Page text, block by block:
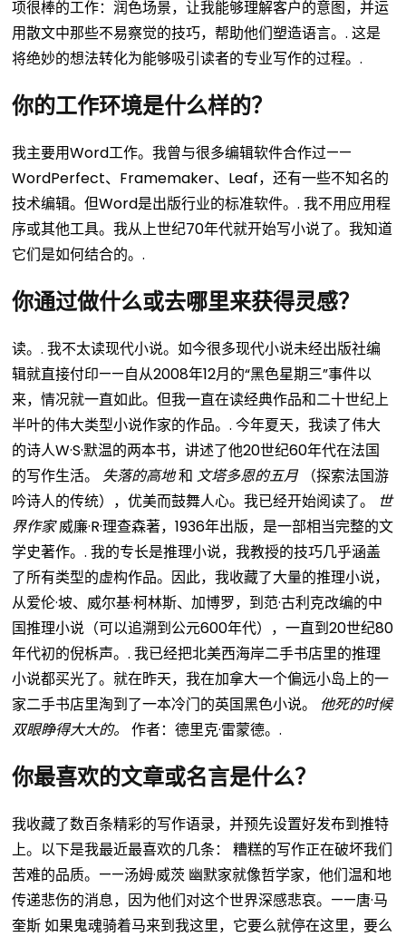
项很棒的工作：润色场景，让我能够理解客户的意图，并运
用散文中那些不易察觉的技巧，帮助他们塑造语言。.这是
将绝妙的想法转化为能够吸引读者的专业写作的过程。.
你的工作环境是什么样的？
我主要用Word工作。我曾与很多编辑软件合作过——
WordPerfect、Framemaker、Leaf，还有一些不知名的
技术编辑。但Word是出版行业的标准软件。.我不用应用程
序或其他工具。我从上世纪70年代就开始写小说了。我知道
它们是如何结合的。.
你通过做什么或去哪里来获得灵感？
读。.我不太读现代小说。如今很多现代小说未经出版社编
辑就直接付印——自从2008年12月的“黑色星期三”事件以
来，情况就一直如此。但我一直在读经典作品和二十世纪上
半叶的伟大类型小说作家的作品。. 今年夏天，我读了伟大
的诗人W·S·默温的两本书，讲述了他20世纪60年代在法国
的写作生活。失落的高地和文塔多恩的五月（探索法国游
吟诗人的传统），优美而鼓舞人心。我已经开始阅读了。
世
界作家威廉·R·理查森著，1936年出版，是一部相当完整的文
学史著作。. 我的专长是推理小说，我教授的技巧几乎涵盖
了所有类型的虚构作品。因此，我收藏了大量的推理小说，
从爱伦·坡、威尔基·柯林斯、加博罗，到范·古利克改编的中
国推理小说（可以追溯到公元600年代），一直到20世纪80
年代初的倪柝声。.我已经把北美西海岸二手书店里的推理
小说都买光了。就在昨天，我在加拿大一个偏远小岛上的一
家二手书店里淘到了一本冷门的英国黑色小说。 他死的时候
双眼睁得大大的。
作者：德里克·雷蒙德。.
你最喜欢的文章或名言是什么？
我收藏了数百条精彩的写作语录，并预先设置好发布到推特
上。以下是我最近最喜欢的几条：
糟糕的写作正在破坏我们
苦难的品质。——汤姆·威茨 幽默家就像哲学家，他们温和地
传递悲伤的消息，因为他们对这个世界深感悲哀。——唐·马
奎斯如果鬼魂骑着马来到我这里，它要么就停在这里，要么